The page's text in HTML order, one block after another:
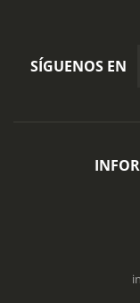
SÍGUENOS EN